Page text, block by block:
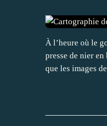
À l’heure où le
presse de nier
que les images